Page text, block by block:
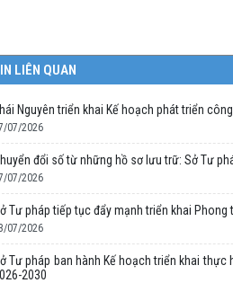
LIÊN QUAN
Nguyên triển khai Kế hoạch phát triển
07/2026
đổi số từ những hồ sơ lưu trữ: Sở Tư
07/2026
Tư pháp tiếp tục đẩy mạnh triển khai
07/2026
Tư pháp ban hành Kế hoạch triển khai
2030